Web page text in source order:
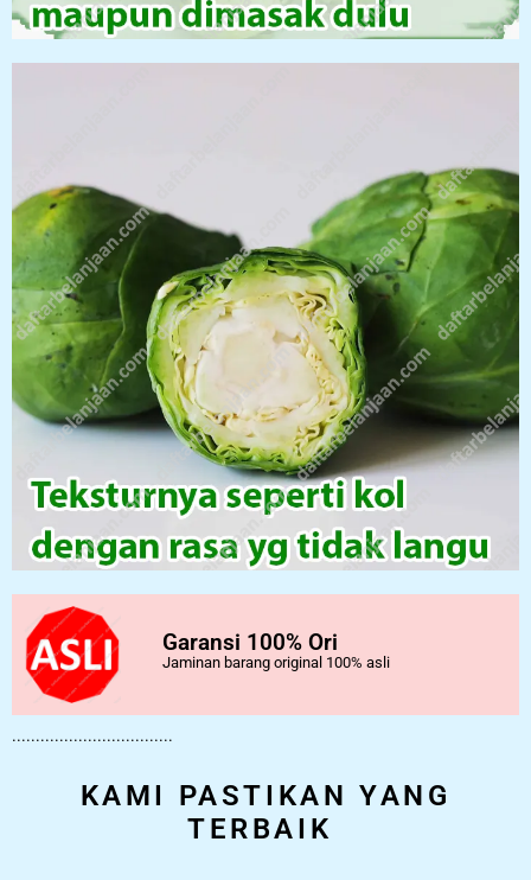
Garansi 100% Ori
Jaminan barang original 100% asli
..................................
KAMI PASTIKAN YANG
TERBAIK